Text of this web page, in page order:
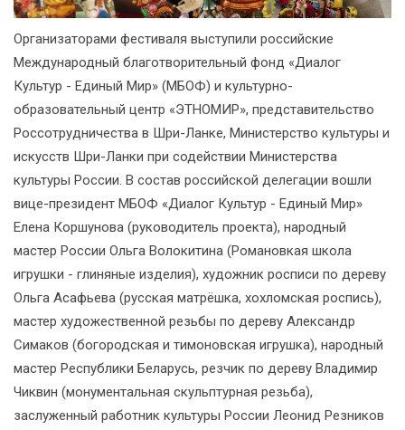
Организаторами фестиваля выступили российские
Международный благотворительный фонд «Диалог
Культур - Единый Мир» (МБОФ) и культурно-
образовательный центр «ЭТНОМИР», представительство
Россотрудничества в Шри-Ланке, Министерство культуры и
искусств Шри-Ланки при содействии Министерства
культуры России. В состав российской делегации вошли
вице-президент МБОФ «Диалог Культур - Единый Мир»
Елена Коршунова (руководитель проекта), народный
мастер России Ольга Волокитина (Романовкая школа
игрушки - глиняные изделия), художник росписи по дереву
Ольга Асафьева (русская матрёшка, хохломская роспись),
мастер художественной резьбы по дереву Александр
Симаков (богородская и тимоновская игрушка), народный
мастер Республики Беларусь, резчик по дереву Владимир
Чиквин (монументальная скульптурная резьба),
заслуженный работник культуры России Леонид Резников